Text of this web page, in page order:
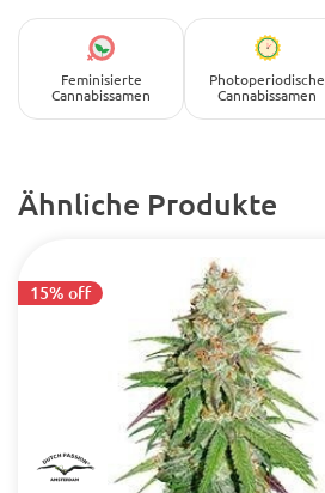
Feminisierte
Cannabissamen
Photoperiodische
Cannabissamen
Ähnliche Produkte
15% off